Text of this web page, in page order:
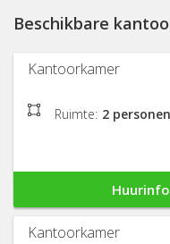
Beschikbare
Kantoorkamer
Ruimte: 2 personen
Kantoorkamer